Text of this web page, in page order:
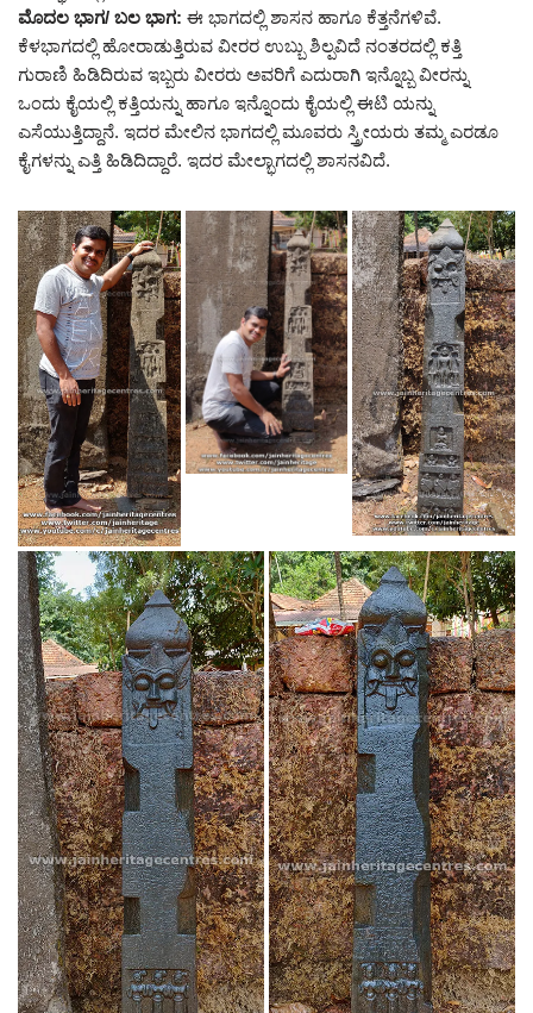
ಮೊದಲ ಭಾಗ/ ಬಲ ಭಾಗ: ಈ ಭಾಗದಲ್ಲಿ ಶಾಸನ ಹಾಗೂ ಕೆತ್ತನೆಗಳಿವೆ.
ಕೆಳಭಾಗದಲ್ಲಿ ಹೋರಾಡುತ್ತಿರುವ ವೀರರ ಉಬ್ಬು ಶಿಲ್ಪವಿದೆ ನಂತರದಲ್ಲಿ ಕತ್ತಿ
ಗುರಾಣಿ ಹಿಡಿದಿರುವ ಇಬ್ಬರು ವೀರರು ಅವರಿಗೆ ಎದುರಾಗಿ ಇನ್ನೊಬ್ಬ ವೀರನ್ನು
ಒಂದು ಕೈಯಲ್ಲಿ ಕತ್ತಿಯನ್ನು ಹಾಗೂ ಇನ್ನೊಂದು ಕೈಯಲ್ಲಿ ಈಟಿ ಯನ್ನು
ಎಸೆಯುತ್ತಿದ್ದಾನೆ. ಇದರ ಮೇಲಿನ ಭಾಗದಲ್ಲಿ ಮೂವರು ಸ್ತ್ರೀಯರು ತಮ್ಮ ಎರಡೂ
ಕೈಗಳನ್ನು ಎತ್ತಿ ಹಿಡಿದಿದ್ದಾರೆ. ಇದರ ಮೇಲ್ಭಾಗದಲ್ಲಿ ಶಾಸನವಿದೆ.